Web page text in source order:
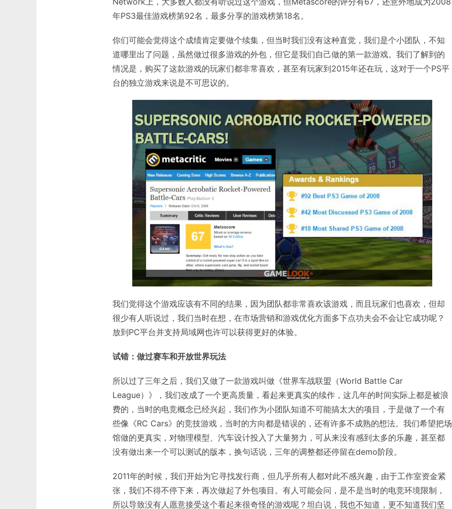
年PS3最佳游戏榜第92名，最多分享的游戏榜第18名。
你们可能会觉得这个成绩肯定要做个续集，但当时我们没有这种直觉，我们是个小团队，不知
道哪里出了问题，虽然做过很多游戏的外包，但它是我们自己做的第一款游戏。我们了解到的
情况是，购买了这款游戏的玩家们都非常喜欢，甚至有玩家到2015年还在玩，这对于一个PS平
台的独立游戏来说是不可思议的。
我们觉得这个游戏应该有不同的结果，因为团队都非常喜欢该游戏，而且玩家们也喜欢，但却
很少有人听说过，我们当时在想，在市场营销和游戏优化方面多下点功夫会不会让它成功呢？
放到PC平台并支持局域网也许可以获得更好的体验。
试错：做过赛车和开放世界玩法
所以过了三年之后，我们又做了一款游戏叫做《世界车战联盟（World Battle Car
League）》，我们改成了一个更高质量，看起来更真实的续作，这几年的时间实际上都是被浪
费的，当时的电竞概念已经兴起，我们作为小团队知道不可能搞太大的项目，于是做了一个有
些像《RC Cars》的竞技游戏，当时的方向都是错误的，还有许多不成熟的想法。我们希望把场
馆做的更真实，对物理模型、汽车设计投入了大量努力，可从来没有感到太多的乐趣，甚至都
没有做出来一个可以测试的版本，换句话说，三年的调整都还停留在demo阶段。
2011年的时候，我们开始为它寻找发行商，但几乎所有人都对此不感兴趣，由于工作室资金紧
张，我们不得不停下来，再次做起了外包项目。有人可能会问，是不是当时的电竞环境限制，
所以导致没有人愿意接受这个看起来很奇怪的游戏呢？坦白说，我也不知道，更不知道我们坚